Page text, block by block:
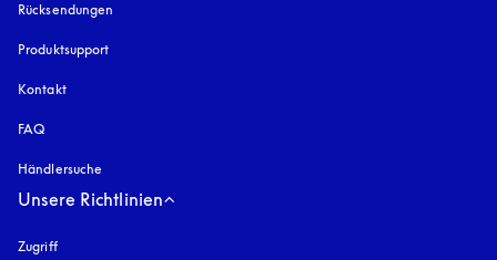
Rücksendungen
Produktsupport
Kontakt
FAQ
Händlersuche
Unsere Richtlinien
Zugrifföffnet sich in einem neuen Tab